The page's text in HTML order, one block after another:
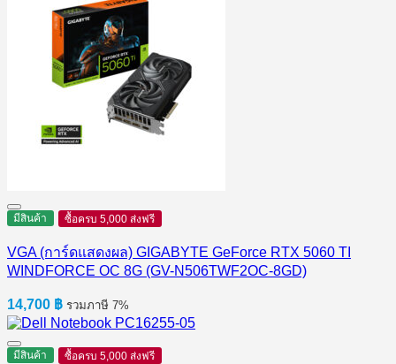
มีสินค้า ซื้อครบ 5,000 ส่งฟรี
VGA (การ์ดแสดงผล) GIGABYTE GeForce RTX 5060 TI
WINDFORCE OC 8G (GV-N506TWF2OC-8GD)
14,700 ฿ รวมภาษี 7%
มีสินค้า ซื้อครบ 5,000 ส่งฟรี